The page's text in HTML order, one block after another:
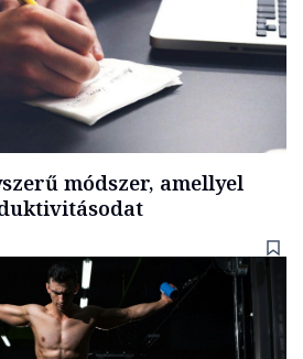
módszer, amellyel